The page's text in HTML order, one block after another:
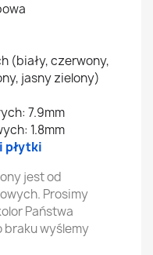
(biały, czerwony,
jasny zielony)
7.9mm
1.8mm
płytki
jest od
Prosimy
Państwa
wyślemy